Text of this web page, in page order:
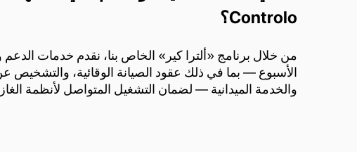
Controlo؟
من خلال برنامج «ألترا كير» الخاص بنا، نقدم خدمات
الأسبوع — بما في ذلك عقود الصيانة الوقائية، والتشخيص
والخدمة الميدانية — لضمان التشغيل المتواصل لأنظمة